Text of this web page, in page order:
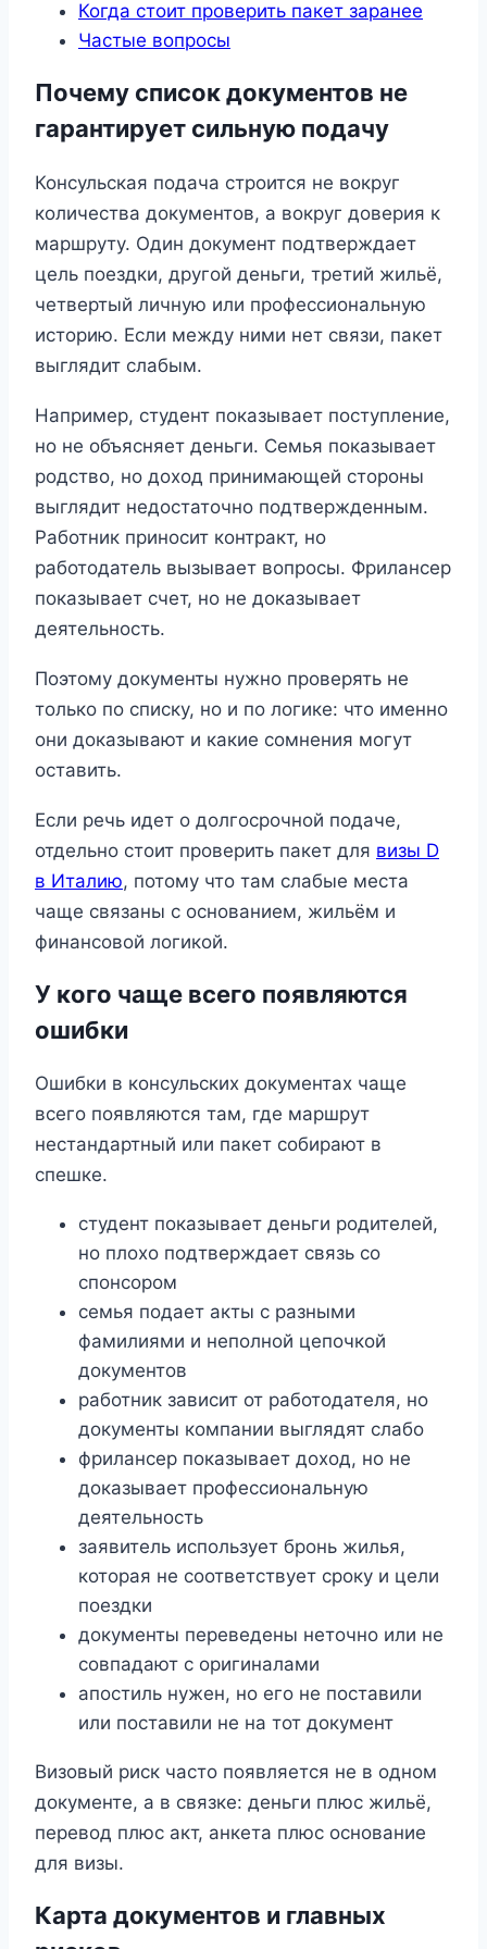
Когда стоит проверить пакет заранее
Частые вопросы
Почему список документов не
гарантирует сильную подачу
Консульская подача строится не вокруг
количества документов, а вокруг доверия к
маршруту. Один документ подтверждает
цель поездки, другой деньги, третий жильё,
четвертый личную или профессиональную
историю. Если между ними нет связи, пакет
выглядит слабым.
Например, студент показывает поступление,
но не объясняет деньги. Семья показывает
родство, но доход принимающей стороны
выглядит недостаточно подтвержденным.
Работник приносит контракт, но
работодатель вызывает вопросы. Фрилансер
показывает счет, но не доказывает
деятельность.
Поэтому документы нужно проверять не
только по списку, но и по логике: что именно
они доказывают и какие сомнения могут
оставить.
Если речь идет о долгосрочной подаче,
отдельно стоит проверить пакет для визы D
в Италию, потому что там слабые места
чаще связаны с основанием, жильём и
финансовой логикой.
У кого чаще всего появляются
ошибки
Ошибки в консульских документах чаще
всего появляются там, где маршрут
нестандартный или пакет собирают в
спешке.
студент показывает деньги родителей,
но плохо подтверждает связь со
спонсором
семья подает акты с разными
фамилиями и неполной цепочкой
документов
работник зависит от работодателя, но
документы компании выглядят слабо
фрилансер показывает доход, но не
доказывает профессиональную
деятельность
заявитель использует бронь жилья,
которая не соответствует сроку и цели
поездки
документы переведены неточно или не
совпадают с оригиналами
апостиль нужен, но его не поставили
или поставили не на тот документ
Визовый риск часто появляется не в одном
документе, а в связке: деньги плюс жильё,
перевод плюс акт, анкета плюс основание
для визы.
Карта документов и главных